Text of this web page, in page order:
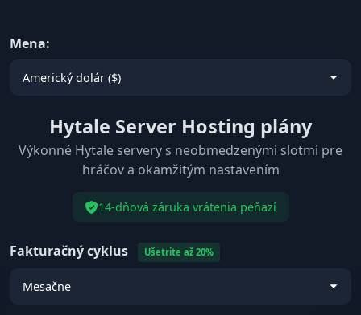
Mena:
Hytale Server Hosting plány
Výkonné Hytale servery s neobmedzenými slotmi pre
hráčov a okamžitým nastavením
14-dňová záruka vrátenia peňazí
Fakturačný cyklus Ušetrite až 20%